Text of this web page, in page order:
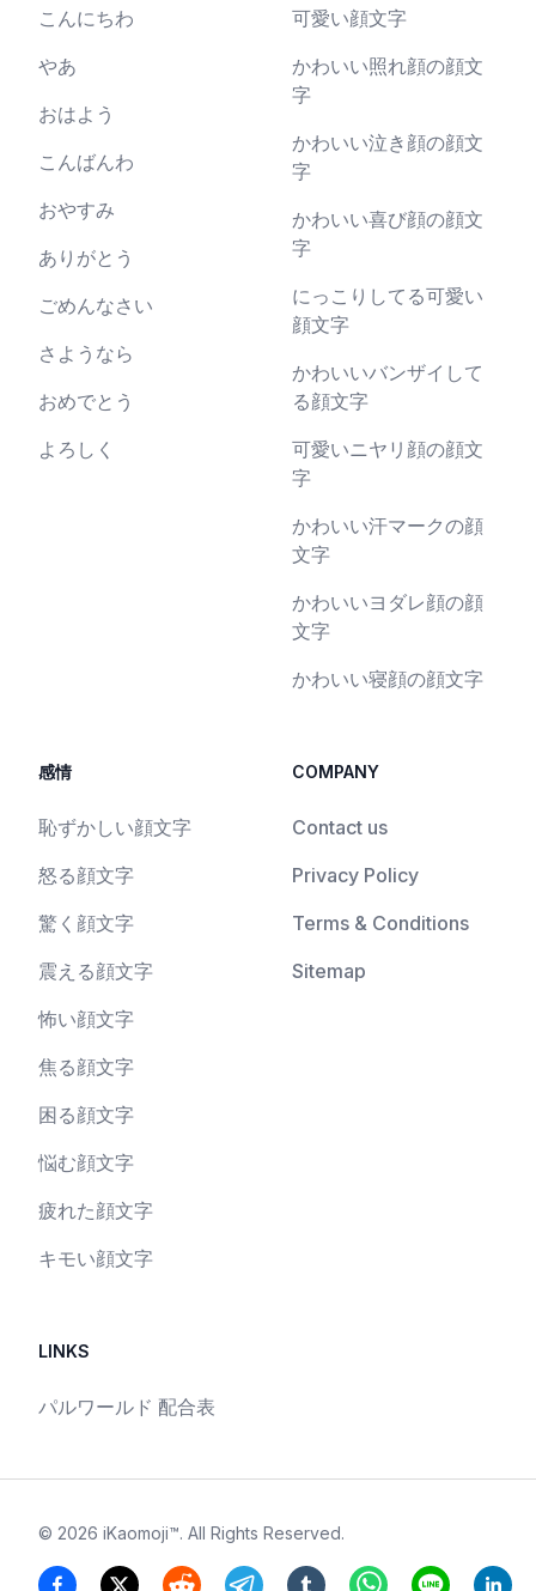
こんにちわ
やあ
おはよう
こんばんわ
おやすみ
ありがとう
ごめんなさい
さようなら
おめでとう
よろしく
可愛い顔文字
かわいい照れ顔の顔文
字
かわいい泣き顔の顔文
字
かわいい喜び顔の顔文
字
にっこりしてる可愛い
顔文字
かわいいバンザイして
る顔文字
可愛いニヤリ顔の顔文
字
かわいい汗マークの顔
文字
かわいいヨダレ顔の顔
文字
かわいい寝顔の顔文字
感情
恥ずかしい顔文字
怒る顔文字
驚く顔文字
震える顔文字
怖い顔文字
焦る顔文字
困る顔文字
悩む顔文字
疲れた顔文字
キモい顔文字
COMPANY
Contact us
Privacy Policy
Terms & Conditions
Sitemap
LINKS
パルワールド 配合表
© 2026 iKaomoji™. All Rights Reserved.